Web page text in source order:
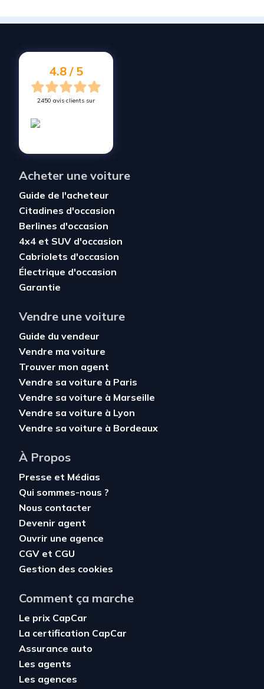
Vendez votre voiture à
4.8 / 5
2450 avis clients sur
Acheter une voiture
Guide de l'acheteur
Citadines d'occasion
Berlines d'occasion
4x4 et SUV d'occasion
Cabriolets d'occasion
Électrique d'occasion
Garantie
Vendre une voiture
Guide du vendeur
Vendre ma voiture
Trouver mon agent
Vendre sa voiture à Paris
Vendre sa voiture à Marseille
Vendre sa voiture à Lyon
Vendre sa voiture à Bordeaux
À Propos
Presse et Médias
Qui sommes-nous ?
Nous contacter
Devenir agent
Ouvrir une agence
CGV et CGU
Gestion des cookies
Comment ça marche
Le prix CapCar
La certification CapCar
Assurance auto
Les agents
Les agences